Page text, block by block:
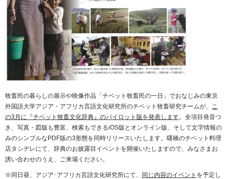
牧畜民の暮らしの展示や映像作品「チベット牧畜民の一日」でおなじみの東京
外国語大学アジア・アフリカ言語文化研究所のチベット牧畜研究チームが、
こ
の3月に『チベット牧畜文化辞典』のパイロット版を発表します。全項目発音つ
き、写真・図版も豊富、検索もできるiOS版とオンライン版、そして文字情報の
みのシンプルなPDF版の3形態を同時リリースいたします。曙橋のチベット料理
店タシデレにて、辞典のお披露目イベントを開催いたしますので、みなさまお
誘い合わせのうえ、ご来場ください。
※同日昼、アジア･アフリカ言語文化研究所にて、 同じ内容のイベント を予定し